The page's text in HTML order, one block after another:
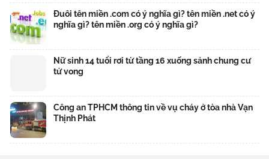
Đuôi tên miền .com có ý nghĩa gì? tên miền .net có ý
nghĩa gì? tên miền .org có ý nghĩa gì?
Nữ sinh 14 tuổi rơi từ tầng 16 xuống sảnh chung cư
tử vong
Công an TPHCM thông tin về vụ cháy ở tòa nhà Vạn
Thịnh Phát